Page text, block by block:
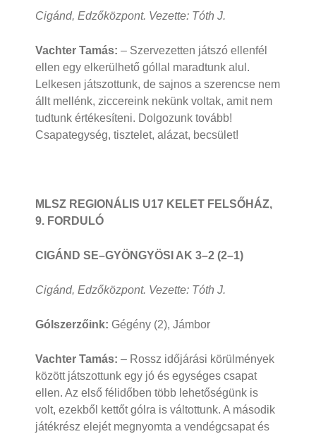
Cigánd, Edzőközpont. Vezette: Tóth J.
Vachter Tamás: – Szervezetten játszó ellenfél
ellen egy elkerülhető góllal maradtunk alul.
Lelkesen játszottunk, de sajnos a szerencse nem
állt mellénk, ziccereink nekünk voltak, amit nem
tudtunk értékesíteni. Dolgozunk tovább!
Csapategység, tisztelet, alázat, becsület!
MLSZ REGIONÁLIS U17 KELET FELSŐHÁZ,
9. FORDULÓ
CIGÁND SE–GYÖNGYÖSI AK 3–2 (2–1)
Cigánd, Edzőközpont. Vezette: Tóth J.
Gólszerzőink: Gégény (2), Jámbor
Vachter Tamás: – Rossz időjárási körülmények
között játszottunk egy jó és egységes csapat
ellen. Az első félidőben több lehetőségünk is
volt, ezekből kettőt gólra is váltottunk. A második
játékrész elejét megnyomta a vendégcsapat és